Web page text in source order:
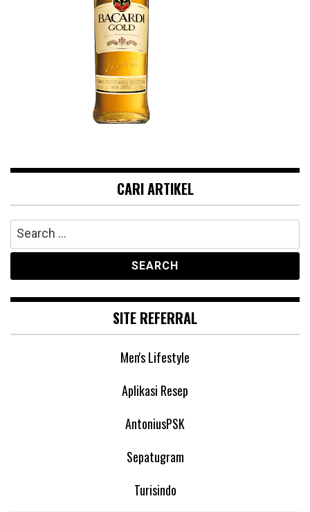
CARI ARTIKEL
Search
for:
SITE REFERRAL
Men's Lifestyle
Aplikasi Resep
AntoniusPSK
Sepatugram
Turisindo